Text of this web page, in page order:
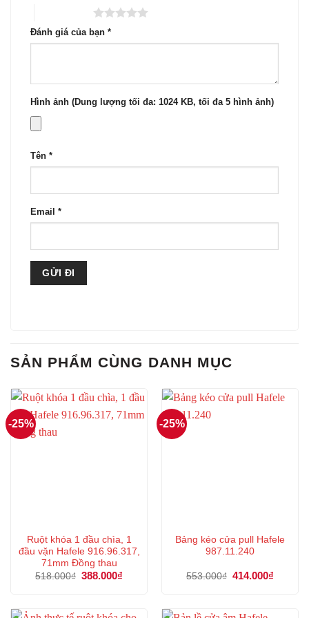
Đánh giá của bạn *
Hình ảnh (Dung lượng tối đa: 1024 KB, tối đa 5 hình ảnh)
Tên *
Email *
SẢN PHẨM CÙNG DANH MỤC
-25%
Ruột khóa 1 đầu chìa, 1
đầu vặn Hafele 916.96.317,
71mm Đồng thau
518.000₫ Giá
388.000₫
388.000₫.
-25%
Bảng kéo cửa pull Hafele
987.11.240
553.000₫ Giá
414.000₫